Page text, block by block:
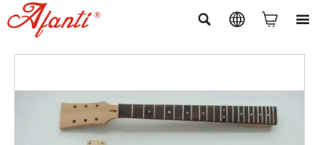
   